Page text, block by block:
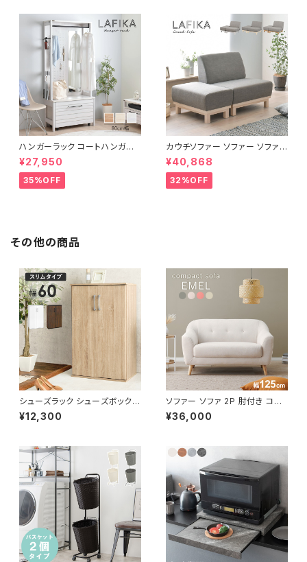
ハンガーラック コートハンガー
ワードローブ フリーラック クロ
ーゼット 幅80 新生活 一人暮ら
し
¥27,950
35%OFF
カウチソファー ソファー ソファ
オットマン 1.5人掛 け新生活 一
人暮らし 完成品
¥40,868
32%OFF
その他の商品
シューズラック シューズボックス
下駄箱 靴箱 玄関収納 玄関整理
新生活 模様替え 幅60
¥12,300
ソファー ソファ 2P 肘付き コン
パクトソファ 一人暮らし おしゃ
れ カワイイ 幅125
¥36,000